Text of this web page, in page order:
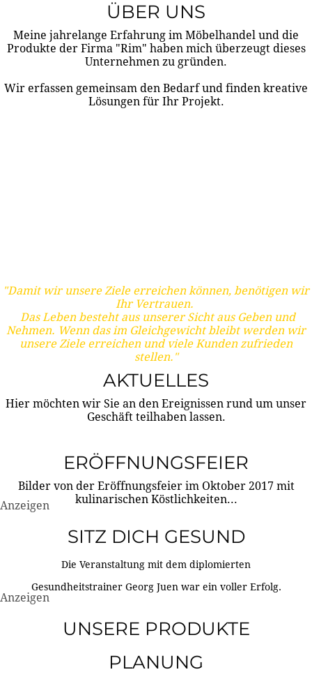
ÜBER UNS
Meine jahrelange Erfahrung im Möbelhandel und die
Produkte der Firma "Rim" haben mich überzeugt dieses
Unternehmen zu gründen.
Wir erfassen gemeinsam den Bedarf und finden kreative
Lösungen für Ihr Projekt.
"Damit wir unsere Ziele erreichen können, benötigen wir
Ihr Vertrauen.
Das Leben besteht aus unserer Sicht aus Geben und
Nehmen. Wenn das im Gleichgewicht bleibt werden wir
unsere Ziele erreichen und viele Kunden zufrieden
stellen."
AKTUELLES
Hier möchten wir Sie an den Ereignissen rund um unser
Geschäft teilhaben lassen.
ERÖFFNUNGSFEIER
Bilder von der Eröffnungsfeier im Oktober 2017 mit
kulinarischen Köstlichkeiten...
Anzeigen
SITZ DICH GESUND
Die Veranstaltung mit dem diplomierten
Gesundheitstrainer Georg Juen war ein voller Erfolg.
Anzeigen
UNSERE PRODUKTE
PLANUNG